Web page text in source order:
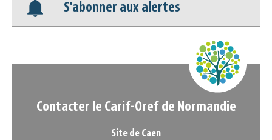
Nos veilles Scoop.it
S'abonner aux alertes
Contacter le Carif-Oref de Normandie
Site de Caen